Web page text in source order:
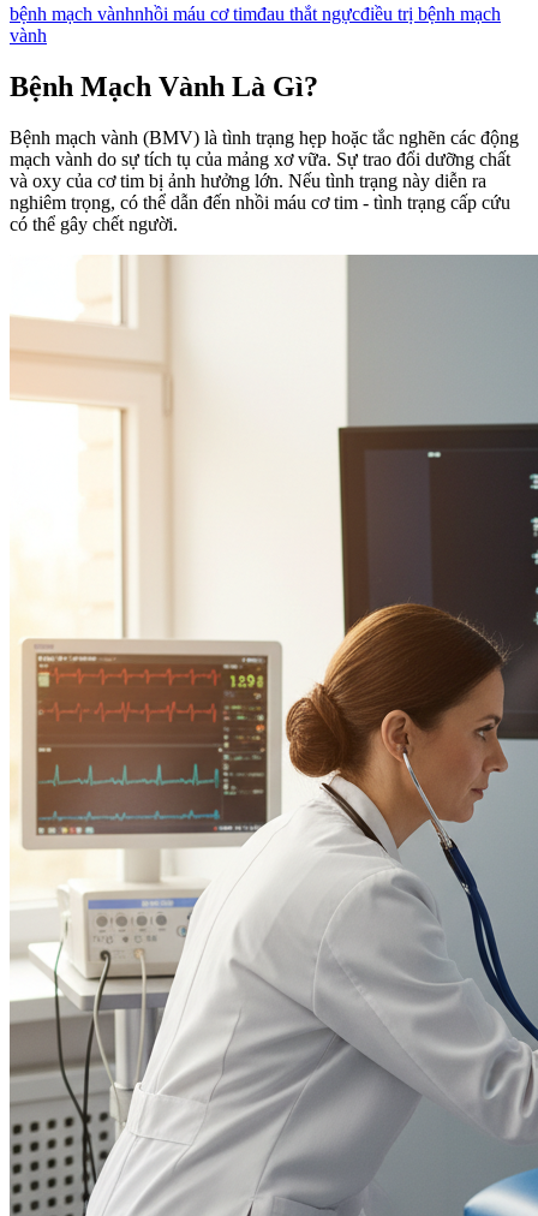
bệnh mạch vànhnhồi máu cơ timđau thắt ngựcđiều trị bệnh mạch
vành
Bệnh Mạch Vành Là Gì?
Bệnh mạch vành (BMV) là tình trạng hẹp hoặc tắc nghẽn các động
mạch vành do sự tích tụ của mảng xơ vữa. Sự trao đổi dưỡng chất
và oxy của cơ tim bị ảnh hưởng lớn. Nếu tình trạng này diễn ra
nghiêm trọng, có thể dẫn đến nhồi máu cơ tim - tình trạng cấp cứu
có thể gây chết người.